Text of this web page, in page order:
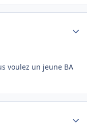
voulez un jeune BA